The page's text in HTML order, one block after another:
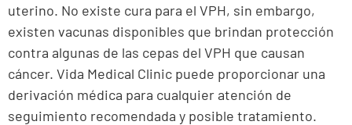
uterino. No existe cura para el VPH, sin embargo,
existen vacunas disponibles que brindan protección
contra algunas de las cepas del VPH que causan
cáncer. Vida Medical Clinic puede proporcionar una
derivación médica para cualquier atención de
seguimiento recomendada y posible tratamiento.